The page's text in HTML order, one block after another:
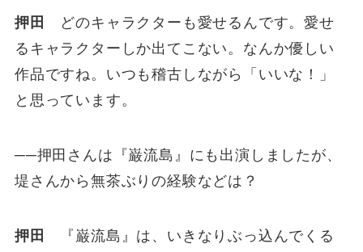
押田
どのキャラクターも愛せるんです。愛せ
るキャラクターしか出てこない。なんか優しい
作品ですね。いつも稽古しながら「いいな！」
と思っています。
──押田さんは『巌流島』にも出演しましたが、
堤さんから無茶ぶりの経験などは？
押田 『巌流島』は、いきなりぶっ込んでくる